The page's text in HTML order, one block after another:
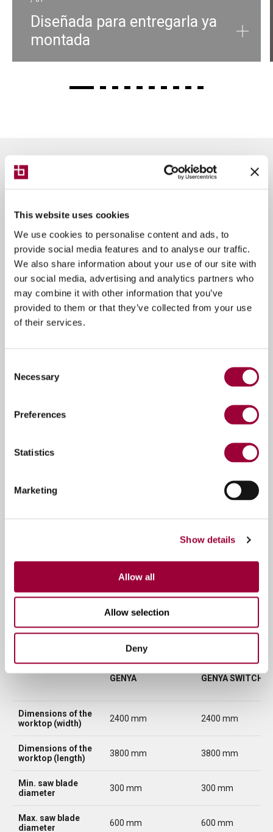
This website uses cookies
We use cookies to personalise content and ads, to
provide social media features and to analyse our traffic.
We also share information about your use of our site with
our social media, advertising and analytics partners who
may combine it with other information that you’ve
provided to them or that they’ve collected from your use
of their services.
Selection
Necessary
Preferences
Statistics
Marketing
Show details
Allow all
Allow selection
Deny
Diseñada para entregarla ya
montada
Breton Genya
Centro de corte mediante disco de 5 ejes monobloque
Centro de corte mediante disco de 5 ejes con sistema de
intercambio de mesas de trabajo que permite aumentar
considerablemente la productividad con un solo operador.
Centro de corte mediante disco de 5 ejes monobloque con
sistema de desplazamiento de piezas por cinta y sistema de
bloqueo con mordazas para aumentar aún más la productividad.
Tabla comparativa de versiones
GENYA GENYA SWITCH
Dimensions of the
worktop (width)
2400 mm 2400 mm
Dimensions of the
worktop (length)
3800 mm 3800 mm
Min. saw blade
diameter
300 mm 300 mm
Max. saw blade
diameter
600 mm 600 mm